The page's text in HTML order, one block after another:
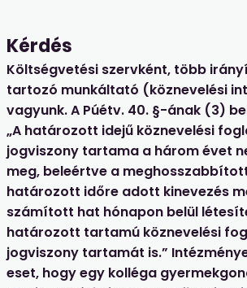
Kérdés
Költségvetési szervként, több
tartozó munkáltató (köznevelési
vagyunk. A Púétv. 40. §-ának (3)
„A határozott idejű köznevelési
jogviszony tartama a három évet
meg, beleértve a
határozott időre adott kinevezés
számított hat hónapon belül
határozott tartamú köznevelési
jogviszony tartamát is.”
eset, hogy egy kolléga